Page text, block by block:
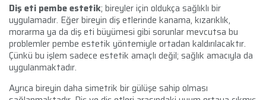
Diş eti pembe estetik; bireyler için oldukça sağlıklı bir
uygulamadır. Eğer bireyin diş etlerinde kanama, kızarıklık,
morarma ya da diş eti büyümesi gibi sorunlar mevcutsa bu
problemler pembe estetik yöntemiyle ortadan kaldırılacaktır.
Çünkü bu işlem sadece estetik amaçlı değil; sağlık amacıyla da
uygulanmaktadır.
Ayrıca bireyin daha simetrik bir gülüşe sahip olması